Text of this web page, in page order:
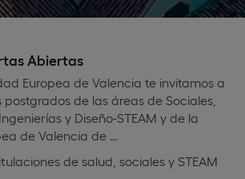
Abiertas
Europea de Valencia te invitamos a
de las áreas de Sociales,
y Diseño-STEAM y de la
de Valencia de …
de salud, sociales y STEAM